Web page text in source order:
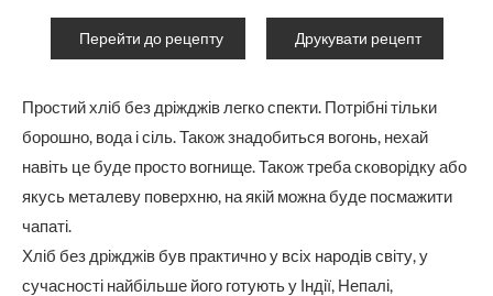
Перейти до рецепту Друкувати рецепт
Простий хліб без дріжджів легко спекти. Потрібні тільки
борошно, вода і сіль. Також знадобиться вогонь, нехай
навіть це буде просто вогнище. Також треба сковорідку або
якусь металеву поверхню, на якій можна буде посмажити
чапаті.
Хліб без дріжджів був практично у всіх народів світу, у
сучасності найбільше його готують у Індії, Непалі,